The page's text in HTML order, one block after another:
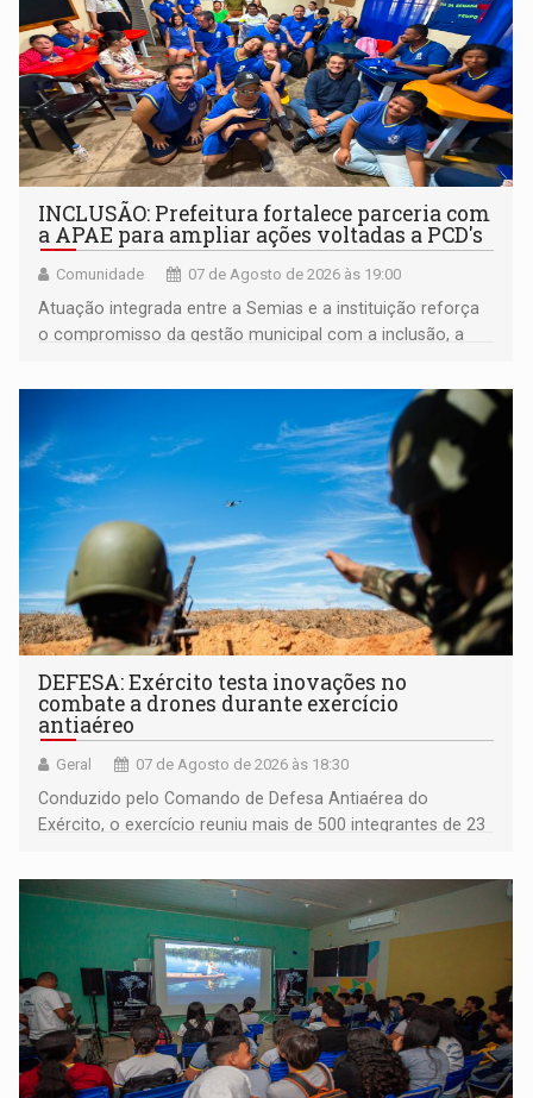
INCLUSÃO: Prefeitura fortalece parceria com
a APAE para ampliar ações voltadas a PCD's
Comunidade 07 de Agosto de 2026 às 19:00
Atuação integrada entre a Semias e a instituição reforça
o compromisso da gestão municipal com a inclusão, a
DEFESA: Exército testa inovações no
combate a drones durante exercício
antiaéreo
Geral 07 de Agosto de 2026 às 18:30
Conduzido pelo Comando de Defesa Antiaérea do
Exército, o exercício reuniu mais de 500 integrantes de 23